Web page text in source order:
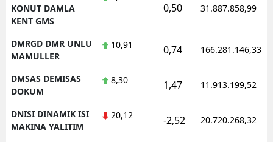
KONUT DAMLA
KENT GMS
0,50 31.887.858,99
DMRGD DMR UNLU
MAMULLER
10,91 0,74 166.281.146,33
DMSAS DEMISAS
DOKUM
8,30 1,47 11.913.199,52
DNISI DINAMIK ISI
MAKINA YALITIM
20,12 -2,52 20.720.268,32